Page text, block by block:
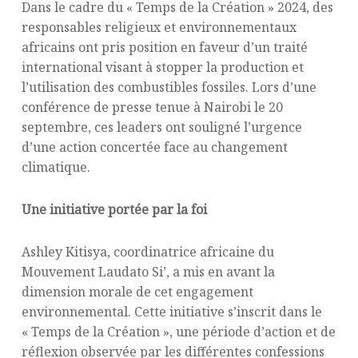
Dans le cadre du « Temps de la Création » 2024, des
responsables religieux et environnementaux
africains ont pris position en faveur d’un traité
international visant à stopper la production et
l’utilisation des combustibles fossiles. Lors d’une
conférence de presse tenue à Nairobi le 20
septembre, ces leaders ont souligné l’urgence
d’une action concertée face au changement
climatique.
Une initiative portée par la foi
Ashley Kitisya, coordinatrice africaine du
Mouvement Laudato Si’, a mis en avant la
dimension morale de cet engagement
environnemental. Cette initiative s’inscrit dans le
« Temps de la Création », une période d’action et de
réflexion observée par les différentes confessions